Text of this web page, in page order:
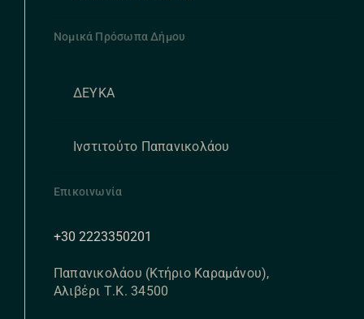
Νομικά Πρόσωπα Δήμου
ΔΕΥΚΑ
Ινστιτούτο Παπανικολάου
Επικοινωνία
+30 2223350201
Παπανικολάου (Κτήριο Καραμάνου),
Αλιβέρι Τ.Κ. 34500